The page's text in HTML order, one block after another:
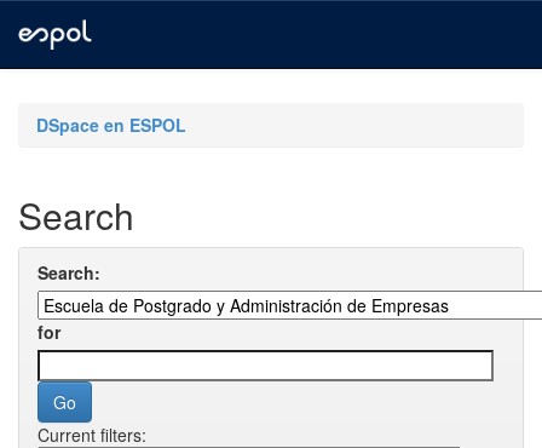
navigationDSpace en ESPOL
Search
Search:
for
Current filters: